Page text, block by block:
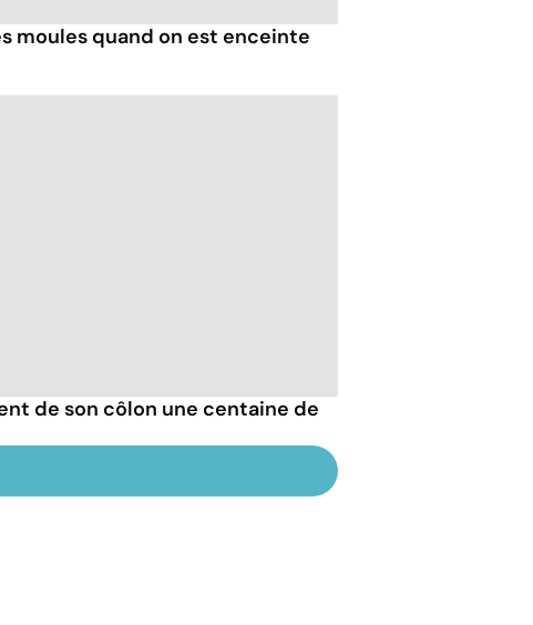
moules quand on est enceinte
de son côlon une centaine de